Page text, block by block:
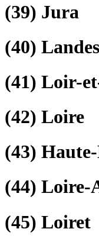
(39) Jura
(40) Landes
(41) Loir-
(42) Loire
(43)
(44) Loire-
(45) Loiret